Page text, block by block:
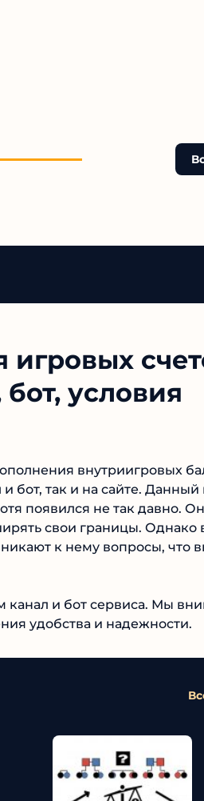
условия
внутриигровых
бот, так и на сайте. Данный
появился не так давно.
свои границы. Однако в
к нему вопросы, что
канал и бот сервиса. Мы
удобства и надежности.